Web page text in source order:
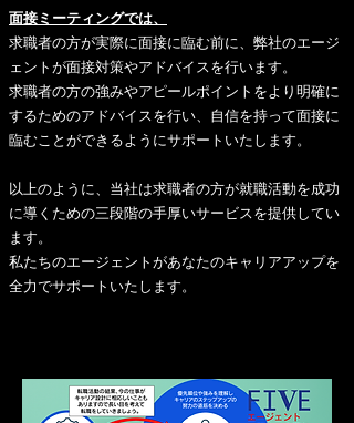
面接ミーティングでは、
求職者の方が実際に面接に臨む前に、弊社のエージ
ェントが面接対策やアドバイスを行います。
求職者の方の強みやアピールポイントをより明確に
するためのアドバイスを行い、自信を持って面接に
臨むことができるようにサポートいたします。
以上のように、当社は求職者の方が就職活動を成功
に導くための三段階の手厚いサービスを提供してい
ます。
私たちのエージェントがあなたのキャリアアップを
全力でサポートいたします。